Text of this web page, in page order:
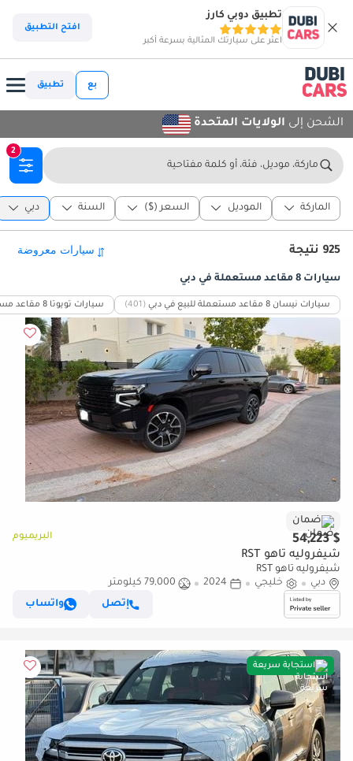
تطبيق دوبي كارز
اعثر على سيارتك المثالية بسرعة أكبر
افتح التطبيق
بع تطبيق
الشحن إلى الولايات المتحدة
ماركة، موديل، فئة، أو كلمة مفتاحية
2
الماركة الموديل السعر ($) السنة دبي
925 نتيجة
سيارات 8 مقاعد مستعملة في دبي
سيارات نيسان 8 مقاعد مستعملة للبيع في دبي (401) سيارات تويوتا 8 مقاعد مستعملة للبيع في دبي
ضمان
$ 54,223 البريميوم
شيفروليه تاهو RST
شيفروليه تاهو RST
دبي
خليجي 2024
79,000 كيلومتر
إتصل
واتساب
استجابة سريعة